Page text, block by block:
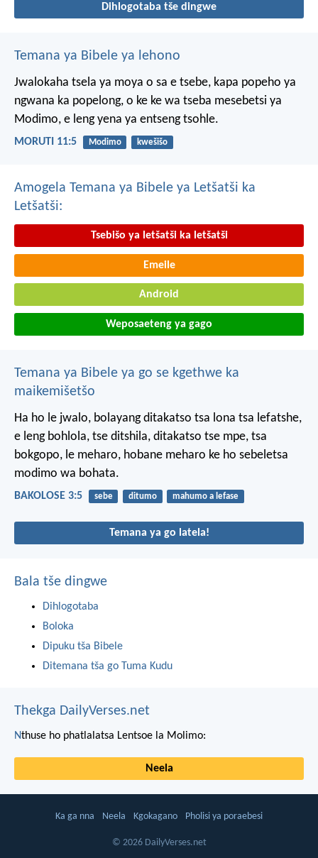
Dihlogotaba tše dingwe
Temana ya Bibele ya lehono
Jwalokaha tsela ya moya o sa e tsebe, kapa popeho ya
ngwana ka popelong, o ke ke wa tseba mesebetsi ya
Modimo, e leng yena ya entseng tsohle.
MORUTI 11:5 Modimo kwešišo
Amogela Temana ya Bibele ya Letšatši ka
Letšatši:
Tsebišo ya letšatši ka letšatši
Emeile
Android
Weposaeteng ya gago
Temana ya Bibele ya go se kgethwe ka
maikemišetšo
Ha ho le jwalo, bolayang ditakatso tsa lona tsa lefatshe,
e leng bohlola, tse ditshila, ditakatso tse mpe, tsa
bokgopo, le meharo, hobane meharo ke ho sebeletsa
modimo wa bohata.
BAKOLOSE 3:5 sebe ditumo mahumo a lefase
Temana ya go latela!
Bala tše dingwe
Dihlogotaba
Boloka
Dipuku tša Bibele
Ditemana tša go Tuma Kudu
Thekga DailyVerses.net
Nthuse ho phatlalatsa Lentsoe la Molimo:
Neela
Ka ga nna Neela Kgokagano Pholisi ya poraebesi
© 2026 DailyVerses.net